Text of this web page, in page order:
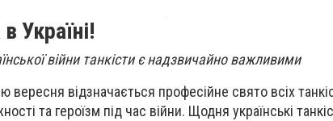
Україні!
війни танкісти є надзвичайно важливими
вересня відзначається професійне свято всіх
та героїзм під час війни. Щодня українські